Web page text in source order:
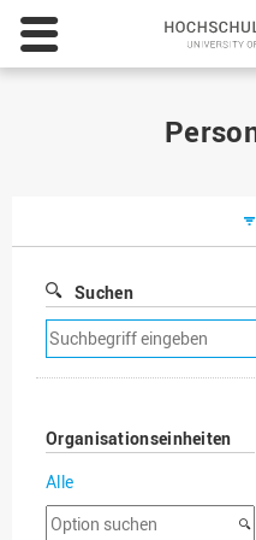
Suchen
Suchfilter
entfernen
Organisationseinheiten
Alle
Option